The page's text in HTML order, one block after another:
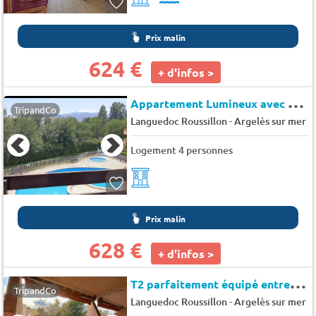
Prix malin
624 € + d'infos >
TripandCo A
ppartement Lumineux avec Vue sur Piscine Confort pour 2 à 4 Personnes - Le pre catalan
Languedoc Roussillon-Argelès sur mer
Logement 4 personnes
Prix malin
628 € + d'infos >
TripandCo T
2 parfaitement équipé entre plage et village Argelès sur Mer - Endeavour
Languedoc Roussillon-Argelès sur mer